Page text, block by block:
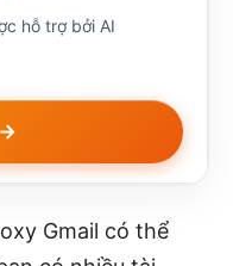
hỗ trợ bởi AI
Gmail có thể